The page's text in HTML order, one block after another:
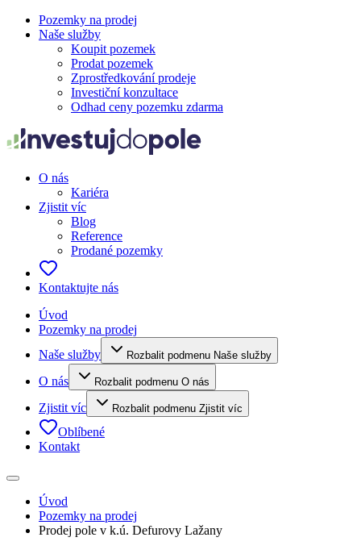
Pozemky na prodej
Naše služby
Koupit pozemek
Prodat pozemek
Zprostředkování prodeje
Investiční konzultace
Odhad ceny pozemku zdarma
O nás
Kariéra
Zjistit víc
Blog
Reference
Prodané pozemky
Kontaktujte nás
Úvod
Pozemky na prodej
Naše služby
Rozbalit podmenu Naše služby
O nás Rozbalit podmenu O nás
Zjistit víc Rozbalit podmenu Zjistit víc
Oblíbené
Kontakt
Úvod
Pozemky na prodej
Prodej pole v k.ú. Defurovy Lažany